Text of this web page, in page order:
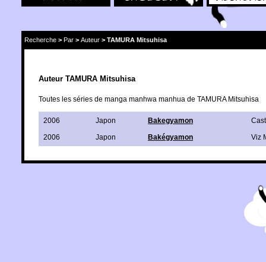
Recherche > Par > Auteur > TAMURA Mitsuhisa
Auteur TAMURA Mitsuhisa
Toutes les séries de manga manhwa manhua de TAMURA Mitsuhisa
2006 Japon Bakegyamon
2006
Japon Bakégyamon Viz